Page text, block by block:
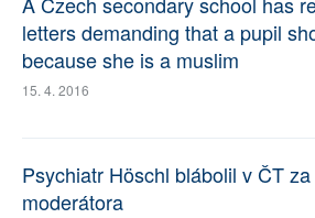
letters demanding that a pupil
because she is a muslim
15. 4. 2016
Psychiatr Höschl blábolil v ČT
moderátora